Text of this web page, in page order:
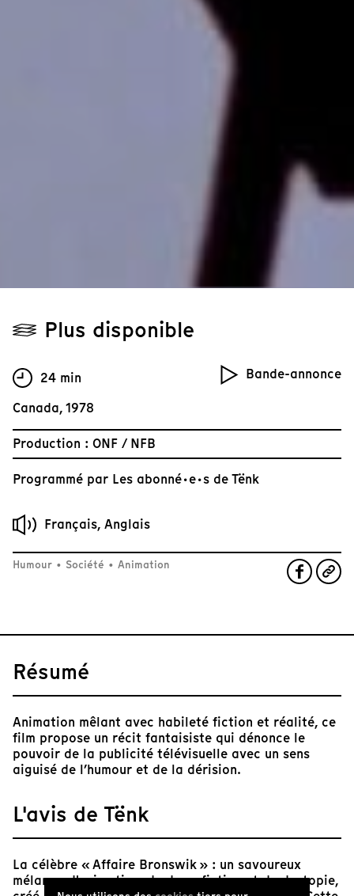
Plus disponible
Bande-annonce
24 min
Canada, 1978
Production : ONF / NFB
Programmé par Les abonné·e·s de Tënk
Français, Anglais
Humour • Société • Animation
Résumé
Animation mêlant avec habileté fiction et réalité, ce
film propose un récit fantaisiste qui dénonce le
pouvoir de la publicité télévisuelle avec un sens
aiguisé de l’humour et de la dérision.
L'avis de Tënk
La célèbre « Affaire Bronswik » : un savoureux
mélange d'animation, de docu-fiction et de dystopie,